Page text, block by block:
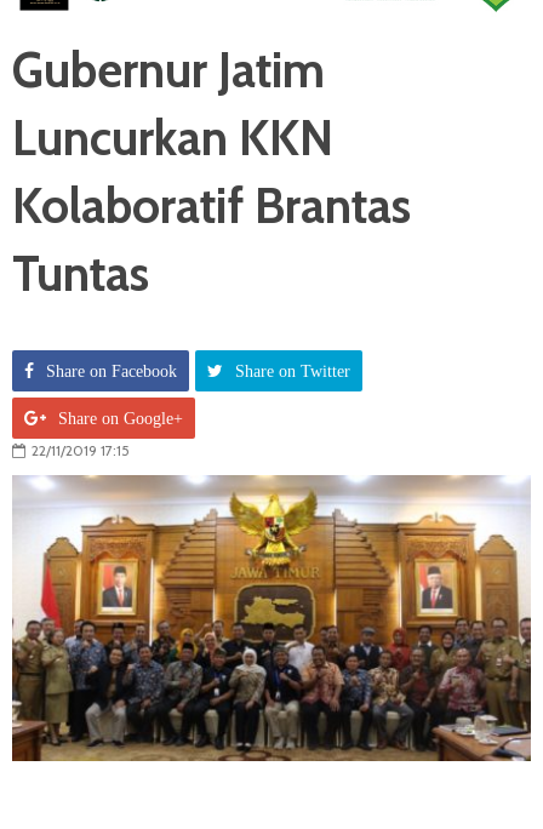
Gubernur Jatim
Luncurkan KKN
Kolaboratif Brantas
Tuntas
Share on Facebook Share on Twitter
Share on Google+
22/11/2019 17:15